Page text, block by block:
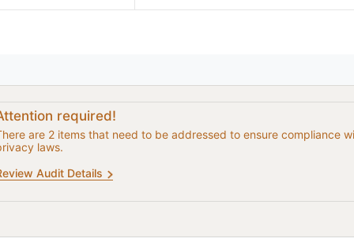
required!
are 2 items that need to be addressed to ensure compliance
laws.
Audit Details